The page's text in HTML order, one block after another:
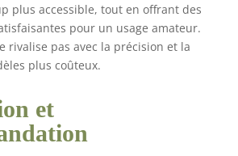
plus accessible, tout en offrant des
pour un usage amateur.
rivalise pas avec la précision et la
plus coûteux.
et